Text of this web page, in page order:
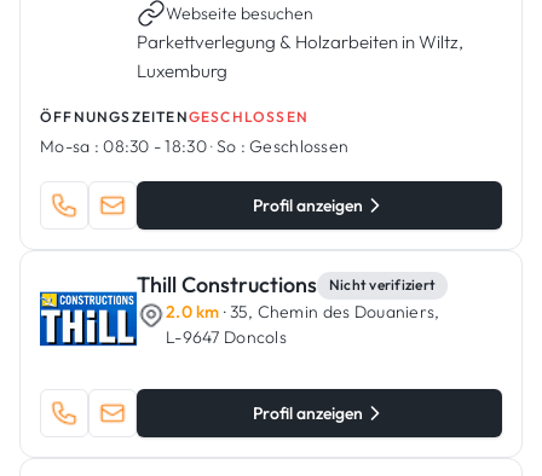
Webseite besuchen
Parkettverlegung & Holzarbeiten in Wiltz,
Luxemburg
ÖFFNUNGSZEITENGESCHLOSSEN
Mo-sa : 08:30 - 18:30·So : Geschlossen
Profil anzeigen
Thill Constructions Nicht verifiziert
2.0 km · 35, Chemin des Douaniers,
L-9647 Doncols
Profil anzeigen